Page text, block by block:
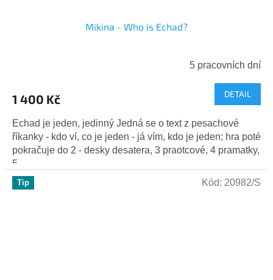
Mikina - Who is Echad?
5 pracovních dní
1 400 Kč DETAIL
Echad je jeden, jedinný Jedná se o text z pesachové
říkanky - kdo ví, co je jeden - já vím, kdo je jeden; hra poté
pokračuje do 2 - desky desatera, 3 praotcové, 4 pramatky,
5...
Tip Kód: 20982/S